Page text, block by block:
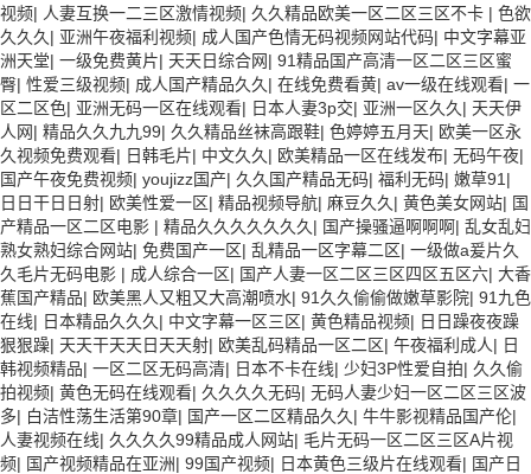
视频| 人妻互换一二三区激情视频| 久久精品欧美一区二区三区不卡 | 色欲
久久久 | 亚洲午夜福利视频| 成人国产色情无码视频网站代码| 中文字幕亚
洲天堂| 一级免费黄片| 天天日综合网| 91精品国产高清一区二区三区蜜
臀| 性爱三级视频| 成人国产精品久久 | 在线免费看黄| av一级在线观看| 一
区二区色| 亚洲无码一区在线观看| 日本人妻3p交| 亚洲一区久久 | 天天伊
人网| 精品久久九九99| 久久精品丝袜高跟鞋| 色婷婷五月天| 欧美一区永
久视频免费观看| 日韩毛片| 中文久久 | 欧美精品一区在线发布| 无码午夜|
国产午夜免费视频| youjizz国产| 久久国产精品无码| 福利无码| 嫩草91 |
日日干日日射| 欧美性爱一区| 精品视频导航| 麻豆久久 | 黄色美女网站| 国
产精品一区二区电影 | 精品久久久久久久久 | 国产操骚逼啊啊啊| 乱女乱妇
熟女熟妇综合网站| 免费国产一区| 乱精品一区字幕二区| 一级做a爰片久
久毛片无码电影 | 成人综合一区| 国产人妻一区二区三区四区五区六| 大香
蕉国产精品| 欧美黑人又粗又大高潮喷水| 91久久偷偷做嫩草影院| 91九色
在线| 日本精品久久久 | 中文字幕一区三区| 黄色精品视频| 日日躁夜夜躁
狠狠躁| 天天干天天日天天射| 欧美乱码精品一区二区| 午夜福利成人| 日
韩视频精品| 一区二区无码高清| 日本不卡在线| 少妇3P性爱自拍| 久久偷
拍视频| 黄色无码在线观看| 久久久久无码| 无码人妻少妇一区二区三区波
多| 白洁性荡生活第90章| 国产一区二区精品久久 | 牛牛影视精品国产伦|
人妻视频在线| 久久久久99精品成人网站| 毛片无码一区二区三区A片视
频| 国产视频精品在亚洲| 99国产视频| 日本黄色三级片在线观看| 国产日